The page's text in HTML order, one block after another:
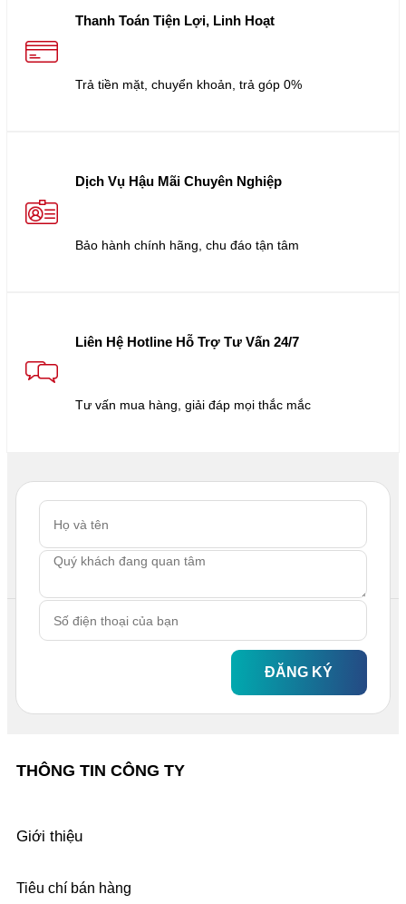
Thanh Toán Tiện Lợi, Linh Hoạt
Trả tiền mặt, chuyển khoản, trả góp 0%
Dịch Vụ Hậu Mãi Chuyên Nghiệp
Bảo hành chính hãng, chu đáo tận tâm
Liên Hệ Hotline Hỗ Trợ Tư Vấn 24/7
Tư vấn mua hàng, giải đáp mọi thắc mắc
ĐĂNG KÝ
THÔNG TIN CÔNG TY
Giới thiệu
Tiêu chí bán hàng